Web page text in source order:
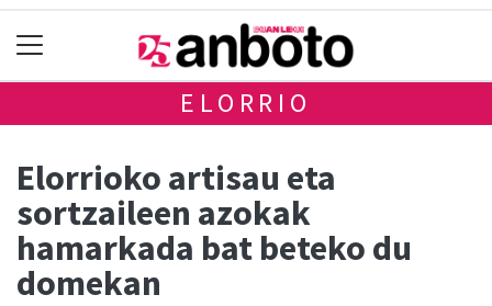
ELORRIO
Elorrioko artisau eta
sortzaileen azokak
hamarkada bat beteko du
domekan